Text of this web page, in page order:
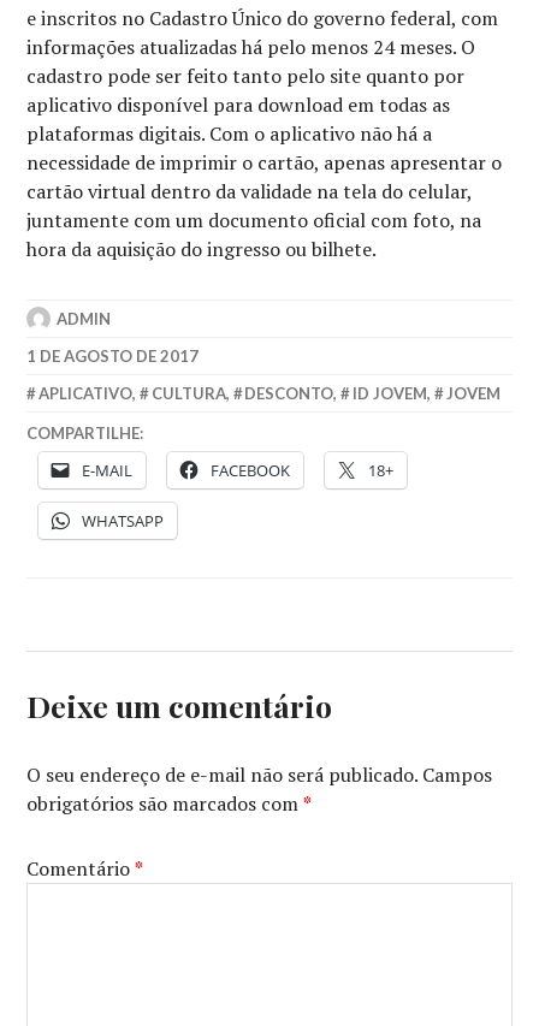
e inscritos no Cadastro Único do governo federal, com
informações atualizadas há pelo menos 24 meses. O
cadastro pode ser feito tanto pelo site quanto por
aplicativo disponível para download em todas as
plataformas digitais. Com o aplicativo não há a
necessidade de imprimir o cartão, apenas apresentar o
cartão virtual dentro da validade na tela do celular,
juntamente com um documento oficial com foto, na
hora da aquisição do ingresso ou bilhete.
ADMIN
1 DE AGOSTO DE 2017
APLICATIVO, CULTURA, DESCONTO, ID JOVEM, JOVEM
COMPARTILHE:
E-MAIL FACEBOOK 18+
WHATSAPP
Deixe um comentário
O seu endereço de e-mail não será publicado. Campos
obrigatórios são marcados com*
Comentário*